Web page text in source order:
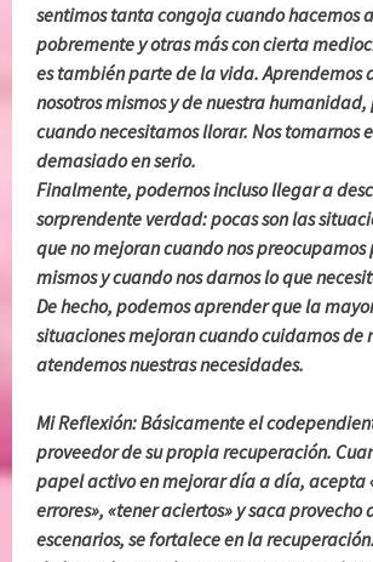
sentimos tanta congoja cuando hacemos
pobremente y otras más con cierta
es también parte de la vida. Aprendemos
nosotros mismos y de nuestra humanidad,
cuando necesitamos llorar. Nos tomarnos
demasiado en serio.
Finalmente, podernos incluso llegar a
sorprendente verdad: pocas son las
que no mejoran cuando nos preocupamos
mismos y cuando nos darnos lo que
De hecho, podemos aprender que la
situaciones mejoran cuando cuidamos de
atendemos nuestras necesidades.
Mi Reflexión: Básicamente el
proveedor de su propia recuperación.
papel activo en mejorar día a día, acepta
errores», «tener aciertos» y saca provecho
escenarios, se fortalece en la